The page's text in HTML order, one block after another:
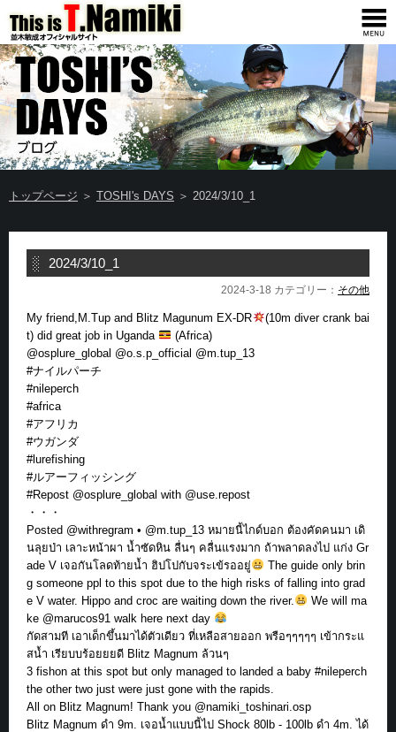
トップページ ＞ TOSHI's DAYS ＞ 2024/3/10_1
2024/3/10_1
2024-3-18 カテゴリー： その他
My friend,M.Tup and Blitz Magunum EX-DR
(10m diver crank bai
t) did great job in Uganda
(Africa)
@osplure_global @o.s.p_official @m.tup_13
#ナイルパーチ
#nileperch
#africa
#アフリカ
#ウガンダ
#lurefishing
#ルアーフィッシング
#Repost @osplure_global with @use.repost
・・・
Posted @withregram • @m.tup_13 หมายนี้ไกด์บอก ต้องคัดคนมา เดิ
นลุยป่า เลาะหน้าผา น้ำซัดหิน ลื่นๆ คลื่นแรงมาก ถ้าพลาดลงไป แก่ง Gr
ade V เจอกันโลดท้ายน้ำ ฮิปโปกับจระเข้รออยู่
The guide only brin
g someone ppl to this spot due to the high risks of falling into grad
e V water. Hippo and croc are waiting down the river.
We will ma
ke @marucos91 walk here next day
กัดสามที เอาเด็กขึ้นมาได้ตัวเดียว ที่เหลือสายออก พรือๆๆๆๆๆ เข้ากระแ
สน้ำ เรียบบร้อยยยดี Blitz Magnum ล้วนๆ
3 fishon at this spot but only managed to landed a baby #nileperch
the other two just were just gone with the rapids.
All on Blitz Magnum! Thank you @namiki_toshinari.osp
Blitz Magnum ดำ 9m. เจอน้ำแบบนี้ไป Shock 80lb - 100lb ดำ 4m. ได้